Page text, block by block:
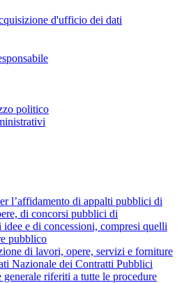
d'ufficio dei dati
politico
l’affidamento di appalti pubblici di
di concorsi pubblici di
e di concessioni, compresi quelli
pubblico
di lavori, opere, servizi e forniture
Nazionale dei Contratti Pubblici
riferiti a tutte le procedure